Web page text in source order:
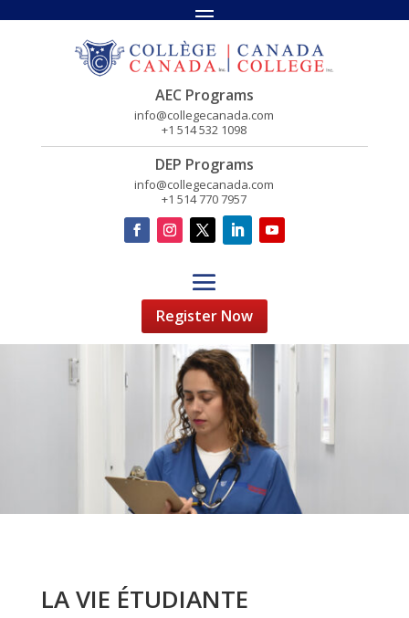
AEC Programs
info@collegecanada.com
+1 514 532 1098
DEP Programs
info@collegecanada.com
+1 514 770 7957
Register Now
LA VIE ÉTUDIANTE